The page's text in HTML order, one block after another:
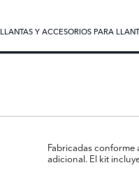
LLANTAS Y ACCESORIOS PARA
Fabricadas conforme
adicional. El kit